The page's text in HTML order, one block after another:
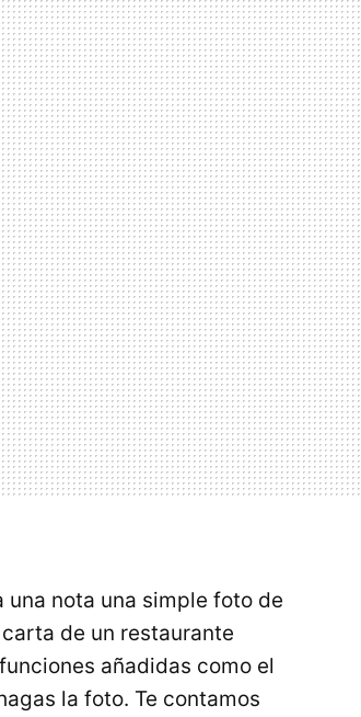
una nota una simple foto de
de un restaurante
añadidas como el
la foto. Te contamos